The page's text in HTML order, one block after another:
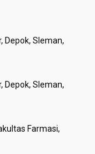
Depok, Sleman,
Depok, Sleman,
Farmasi,